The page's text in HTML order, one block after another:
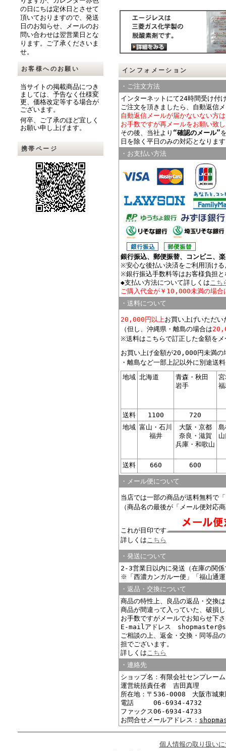
の日にちは定休日とさせて
頂いておりますので、発送
日のお知らせ、メールのお
問い合わせは翌営業日とな
ります。ご了承くださいま
せ。
お客様へのお願い
当サイトの掲載商品につき
ましては、予告なく仕様変
更、価格改定等する場合が
ございます。
何卒、ご了承のほど宜しく
お願い申し上げます。
携帯ページ
インフォメーション
・ご注文方法
インターネットにて24時間受け付
ご注文を頂きましたら、自動返信
自動返信メールが届かないない方
お手数ですが再メールをお願い致
その後、当社より “確認のメール”
日を除く平日のみの対応となりま
・お支払い方法
銀行振込、郵便振替、コンビニ、
※安心な後払い決済をご利用頂け
※銀行振込手数料等はお客様負担
◆支払い方法について詳しくはこち
ご購入代金が￥10,000未満の場合
・送料について
20,000円以上お買い上げいただ
（但し、沖縄県・離島の場合は
※送料はこちらで訂正した金額を
お買い上げ金額が20,000円未満の
・離島など一部上記以外に別途送
地域 北海道
青森・秋田
岩手
送料 1100
720
地域 富山・石川
福井
大阪・京都
奈良・滋賀
兵庫・和歌山
送料 660 600
・メール便について
当店では一部の商品が送料無料で
（商品名の最後が「メール便対応
これが目印です
詳しくはこちら
・発送について
2-3営業日以内に発送（在庫の関
※「西濃カンガルー便」「福山通
・返品・交換について
商品の特性上、良品の返品・交換
商品が間違って入っていた、破損
お手数ですがメールでお知らせ下
E-mailアドレス
ご相談の上、返金・交換・同等品
担でございます。
詳しくはこちら
・連絡先
ショップ名：有限会社センプレーム
運営統括責任者 吉田真理
所在地：〒536-0008 大阪市城
電話 06-6934-4732
ファックス06-6934-4733
お問合せメールアドレス：
個人情報の取り扱い